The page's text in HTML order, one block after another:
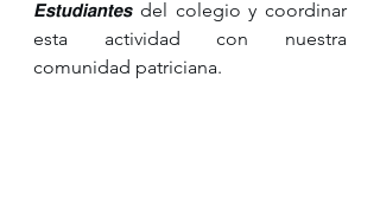
𝙀𝙨𝙩𝙪𝙙𝙞𝙖𝙣𝙩𝙚𝙨 del colegio y coordinar
esta actividad con nuestra
comunidad patriciana.